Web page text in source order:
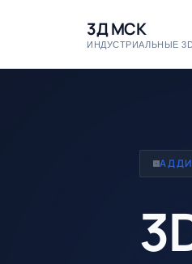
3Д МСК
ИНДУСТРИАЛЬНЫЕ